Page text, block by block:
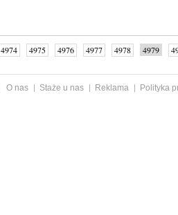
4974 4975 4976 4977 4978 4979
O nas Staże u nas Reklama
Polityka